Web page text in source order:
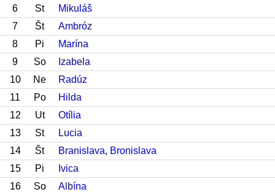
6
St
Mikuláš
7
Št
Ambróz
8
Pi
Marína
9
So
Izabela
10
Ne
Radúz
11
Po
Hilda
12
Ut
Otília
13
St
Lucia
14
Št Branislava, Bronislava
15
Pi
Ivica
16
So
Albína